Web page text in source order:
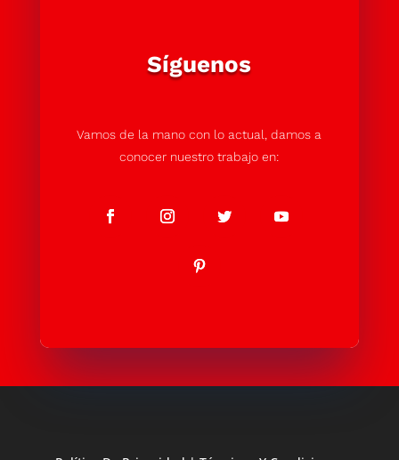
Síguenos
Vamos de la mano con lo actual, damos a
conocer nuestro trabajo en: